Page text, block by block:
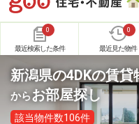
0
最近検索した条件
0
最近見た物件
新潟県の4DKの賃貸
からお部屋探し
該当物件数106件